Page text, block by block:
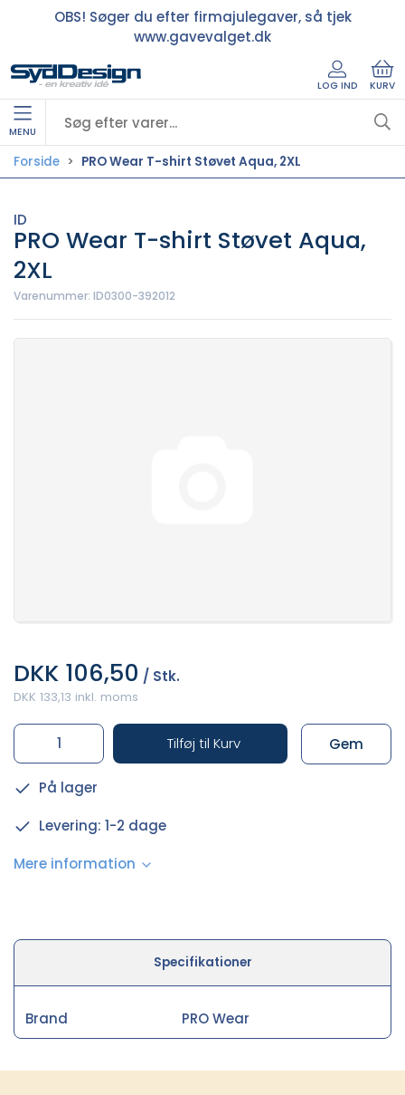
OBS! Søger du efter firmajulegaver, så tjek
www.gavevalget.dk
LOG IND KURV
MENU
Forside PRO Wear T-shirt Støvet Aqua, 2XL
ID
PRO Wear T-shirt Støvet Aqua,
2XL
Varenummer: ID0300-392012
DKK 106,50 / Stk.
DKK 133,13 inkl. moms
Tilføj til Kurv Gem
På lager
Levering: 1-2 dage
Mere information
Specifikationer
Brand PRO Wear